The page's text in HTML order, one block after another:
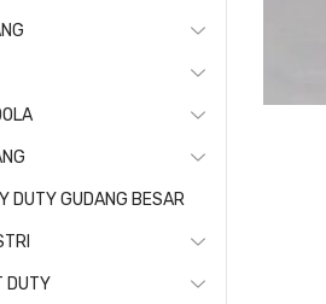
DUTY GUDANG BESAR
DUTY